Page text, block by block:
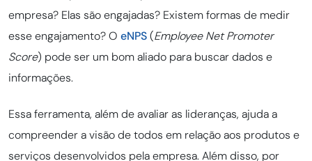
empresa? Elas são engajadas? Existem formas de medir
esse engajamento? O eNPS(Employee Net Promoter
Score) pode ser um bom aliado para buscar dados e
informações.
Essa ferramenta, além de avaliar as lideranças, ajuda a
compreender a visão de todos em relação aos produtos e
serviços desenvolvidos pela empresa. Além disso, por